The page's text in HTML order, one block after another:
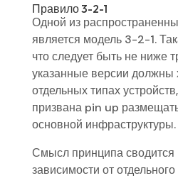
Правило 3-2-1
Одной из
является модель 3-2-1.
что следует быть не ниже
указанные версии должны
отдельных типах
призвана pin up
основной инфраструктуры.
Смысл принципа сводится
зависимости от